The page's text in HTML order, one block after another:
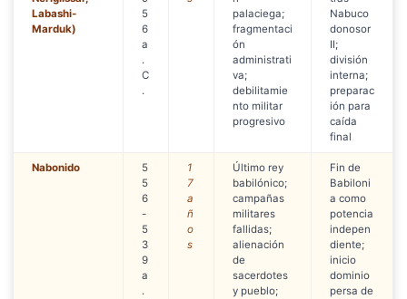
Labashi-
Marduk)
5
6
a
.
C
.
palaciega;
fragmentaci
ón
administrati
va;
debilitamie
nto militar
progresivo
Nabuco
donosor
II;
división
interna;
preparac
ión para
caída
final
Nabonido
5
5
6
-
5
3
9
a
.
1
7
a
ñ
o
s
Último rey
babilónico;
campañas
militares
fallidas;
alienación
de
sacerdotes
y pueblo;
Fin de
Babiloni
a como
potencia
indepen
diente;
inicio
dominio
persa de